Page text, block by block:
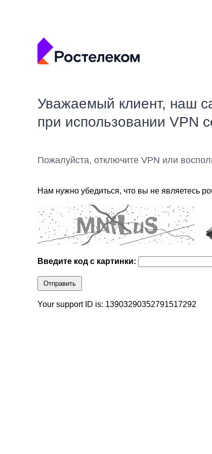
Уважаемый клиент, наш
при использовании VPN
Пожалуйста, отключите VPN или
Нам нужно убедиться, что вы не являетесь
Введите код с картинки:
Отправить
Your support ID is: 13903290352791517292